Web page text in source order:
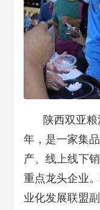
陕西双亚
年，是一家集
产、线上线下
重点龙头企业
业化发展联盟